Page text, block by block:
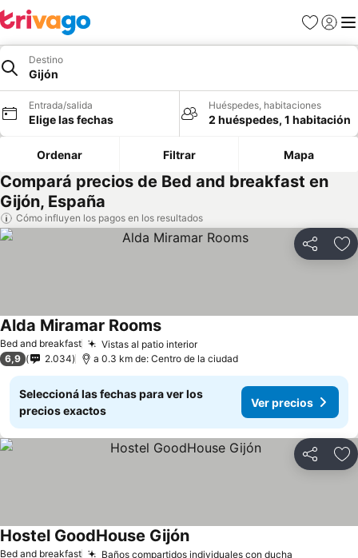
Favoritos
Iniciar
Destino
Gijón
Entrada/salida
Elige las fechas
Huéspedes, habitaciones
2 huéspedes, 1 habitación
Ordenar Filtrar Mapa
Compará precios de Bed and breakfast en
Gijón, España
Cómo influyen los pagos en los resultados
Compartir
Bed and breakfast Vistas al patio interiorVer precios
Alda Miramar RoomsVer precios
6,9 2.034 a 0.3 km de: Centro de la ciudad
Seleccioná las fechas para ver los
precios exactos
Ver precios
Compartir
Bed and breakfast Baños compartidos individuales con ducha
Hostel GoodHouse GijónVer precios